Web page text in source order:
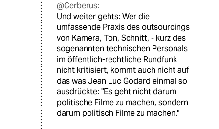
@Cerberus:
Und weiter gehts: Wer die
umfassende Praxis des outsourcings
von Kamera, Ton, Schnitt, - kurz des
sogenannten technischen Personals
im öffentlich-rechtliche Rundfunk
nicht kritisiert, kommt auch nicht auf
das was Jean Luc Godard einmal so
ausdrückte: "Es geht nicht darum
politische Filme zu machen, sondern
darum politisch Filme zu machen."